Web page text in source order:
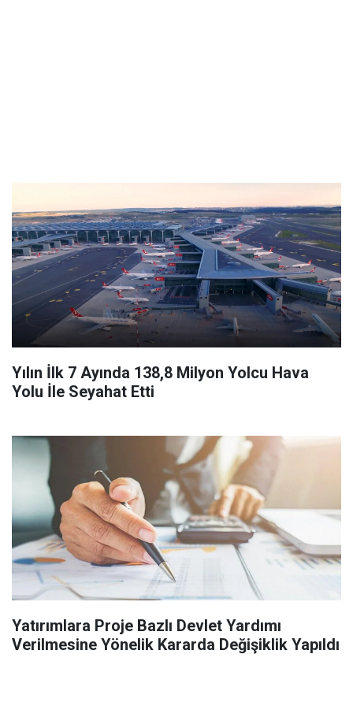
Yılın İlk 7 Ayında 138,8 Milyon Yolcu Hava
Yolu İle Seyahat Etti
Yatırımlara Proje Bazlı Devlet Yardımı
Verilmesine Yönelik Kararda Değişiklik Yapıldı